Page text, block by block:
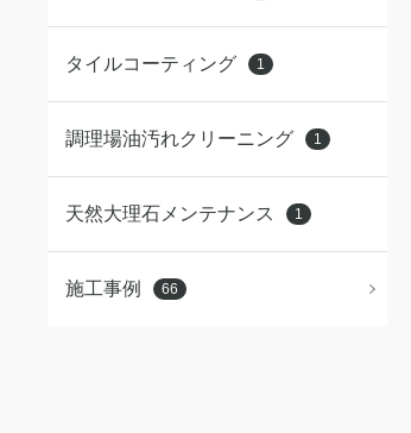
タイルコーティング 1
調理場油汚れクリーニング 1
天然大理石メンテナンス 1
施工事例 66